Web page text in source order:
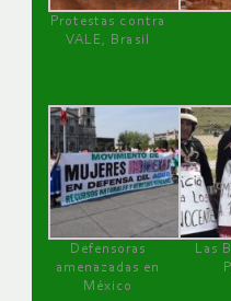
Protestas contra
VALE, Brasil
Defensoras
amenazadas en
México
Las